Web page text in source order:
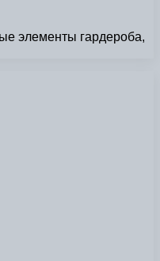
элементы гардероба,